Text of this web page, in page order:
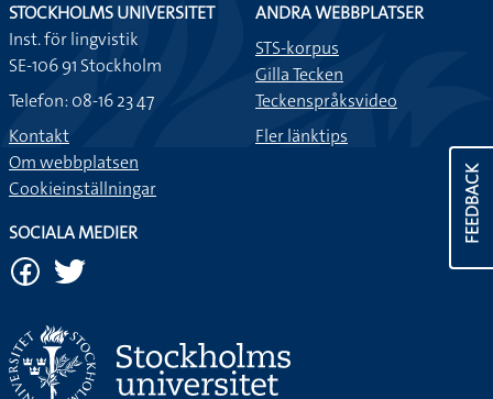
FEEDBACK
STOCKHOLMS UNIVERSITET
Inst. för lingvistik
SE-106 91 Stockholm
Telefon: 08-16 23 47
Kontakt
Om webbplatsen
Cookieinställningar
ANDRA WEBBPLATSER
STS-korpus
Gilla Tecken
Teckenspråksvideo
Fler länktips
SOCIALA MEDIER